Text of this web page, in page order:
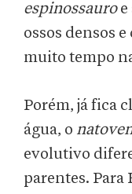
espinossauro
ossos densos
muito tempo
Porém, já fica
água, o
evolutivo
parentes. Para